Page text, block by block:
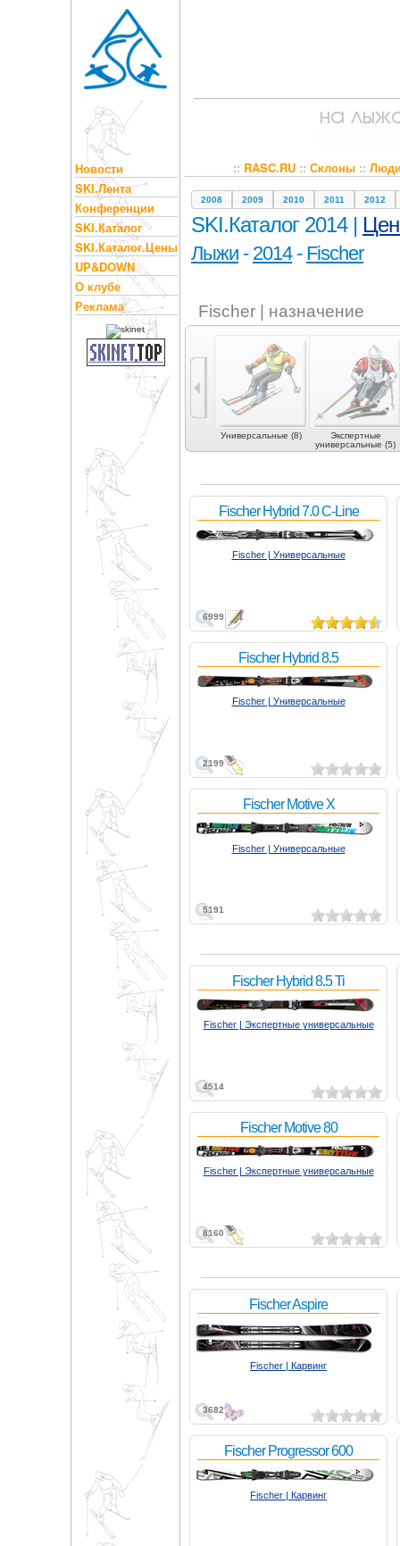
Новости
SKI.Лента
Конференции
SKI.Каталог
SKI.Каталог.Цены
UP&DOWN
О клубе
Реклама
:: RASC.RU:: Склоны::
2008 2009 2010 2011 2012
SKI.Каталог 2014 |
Лыжи - 2014- Fischer
Fischer | назначение
Универсальные (8)
Экспертные
универсальные (5)
6999 1
Fischer Hybrid 7.0 C-Line
Fischer | Универсальные
2199
Fischer Hybrid 8.5
Fischer | Универсальные
5191
Fischer Motive X
Fischer | Универсальные
4514
Fischer Hybrid 8.5 Ti
Fischer | Экспертные универсальные
8160
Fischer Motive 80
Fischer | Экспертные универсальные
3682
Fischer Aspire
Fischer | Карвинг
Fischer Progressor 600
Fischer | Карвинг